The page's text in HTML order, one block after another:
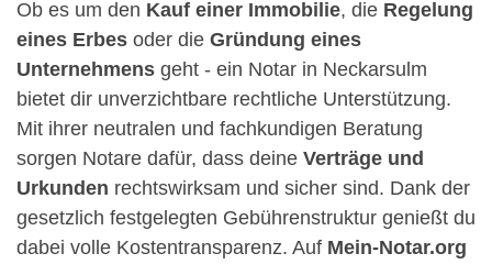
Ob es um den Kauf einer Immobilie, die Regelung
eines Erbes oder die Gründung eines
Unternehmens geht - ein Notar in Neckarsulm
bietet dir unverzichtbare rechtliche Unterstützung.
Mit ihrer neutralen und fachkundigen Beratung
sorgen Notare dafür, dass deine Verträge und
Urkunden rechtswirksam und sicher sind. Dank der
gesetzlich festgelegten Gebührenstruktur genießt du
dabei volle Kostentransparenz. Auf Mein-Notar.org